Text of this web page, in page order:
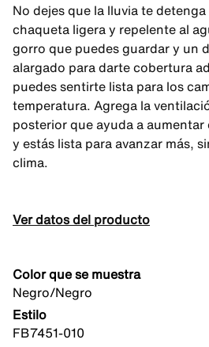
No dejes que la lluvia te
chaqueta ligera y repelente al
gorro que puedes guardar y un
alargado para darte cobertura
puedes sentirte lista para los
temperatura. Agrega la
posterior que ayuda a aumentar
y estás lista para avanzar más,
clima.
Ver datos del producto
Color que se muestra
Negro/Negro
Estilo
FB7451-010